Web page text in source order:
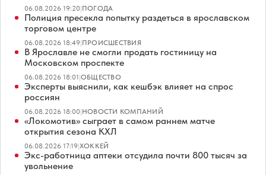
06.08.2026 19:20|ПОГОДА
Полиция пресекла попытку раздеться в ярославском
торговом центре
06.08.2026 18:49|ПРОИСШЕСТВИЯ
В Ярославле не смогли продать гостиницу на
Московском проспекте
06.08.2026 18:01|ОБЩЕСТВО
Эксперты выяснили, как кешбэк влияет на спрос
россиян
06.08.2026 18:00|НОВОСТИ КОМПАНИЙ
«Локомотив» сыграет в самом раннем матче
открытия сезона КХЛ
06.08.2026 17:19|ХОККЕЙ
Экс-работница аптеки отсудила почти 800 тысяч за
увольнение